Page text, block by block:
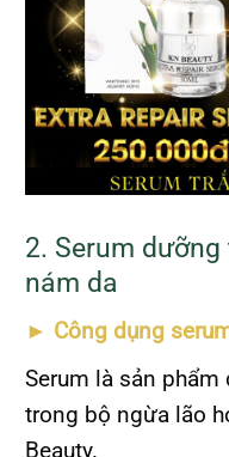
2. Serum
nám da
► Công dụng
Serum là sản
trong bộ ngừa lão
Beauty.